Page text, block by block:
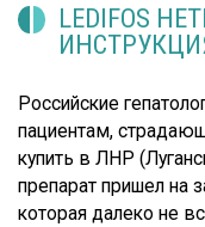
LEDIFOS
Российские
пациентам,
купить в ЛНР
препарат пришел на
которая далеко не